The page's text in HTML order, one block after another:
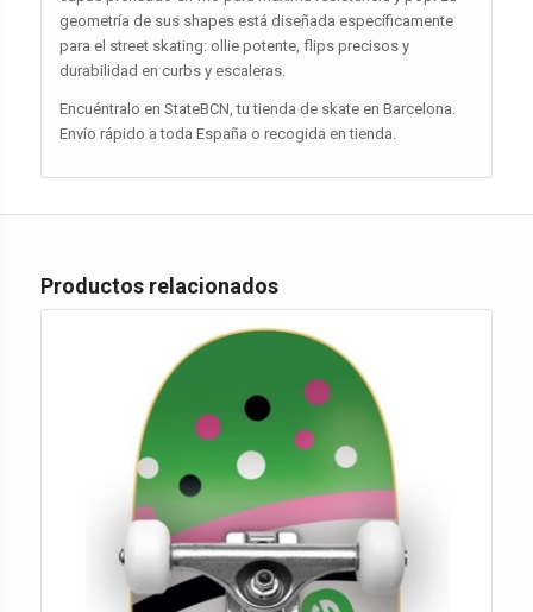
geometría de sus shapes está diseñada específicamente
para el street skating: ollie potente, flips precisos y
durabilidad en curbs y escaleras.
Encuéntralo en StateBCN, tu tienda de skate en Barcelona.
Envío rápido a toda España o recogida en tienda.
Productos relacionados